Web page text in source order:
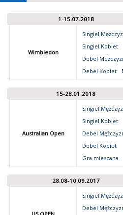
1-15.07.2018
Wimbledon
Singiel
Singiel Kobiet
Debel
Debel Kobiet
15-28.01.2018
Australian Open
Singiel
Singiel Kobiet
Debel
Debel Kobiet
Gra mieszana
28.08-10.09.2017
Singiel
Debel